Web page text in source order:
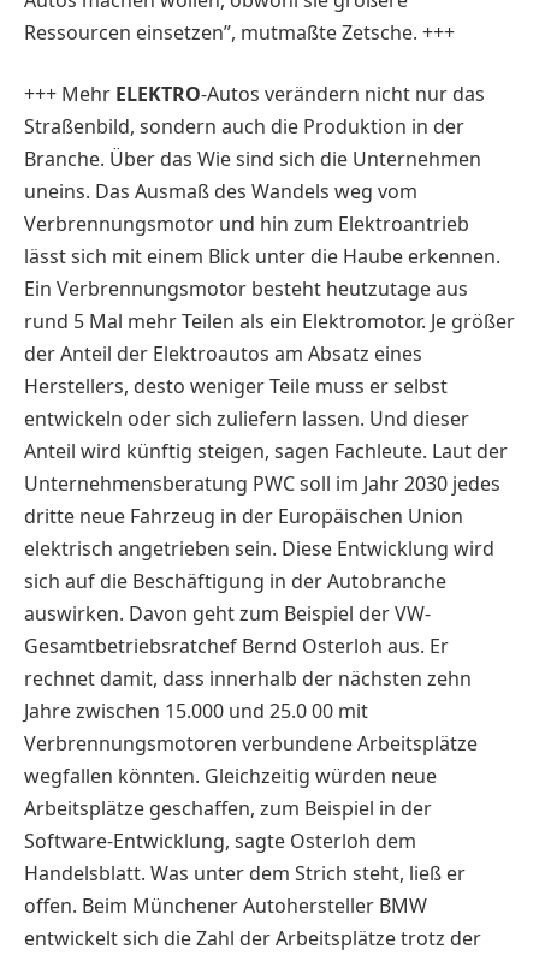
Ressourcen einsetzen”, mutmaßte Zetsche. +++
+++ Mehr ELEKTRO-Autos verändern nicht nur das
Straßenbild, sondern auch die Produktion in der
Branche. Über das Wie sind sich die Unternehmen
uneins. Das Ausmaß des Wandels weg vom
Verbrennungsmotor und hin zum Elektroantrieb
lässt sich mit einem Blick unter die Haube erkennen.
Ein Verbrennungsmotor besteht heutzutage aus
rund 5 Mal mehr Teilen als ein Elektromotor. Je größer
der Anteil der Elektroautos am Absatz eines
Herstellers, desto weniger Teile muss er selbst
entwickeln oder sich zuliefern lassen. Und dieser
Anteil wird künftig steigen, sagen Fachleute. Laut der
Unternehmensberatung PWC soll im Jahr 2030 jedes
dritte neue Fahrzeug in der Europäischen Union
elektrisch angetrieben sein. Diese Entwicklung wird
sich auf die Beschäftigung in der Autobranche
auswirken. Davon geht zum Beispiel der VW-
Gesamtbetriebsratchef Bernd Osterloh aus. Er
rechnet damit, dass innerhalb der nächsten zehn
Jahre zwischen 15.000 und 25.0 00 mit
Verbrennungsmotoren verbundene Arbeitsplätze
wegfallen könnten. Gleichzeitig würden neue
Arbeitsplätze geschaffen, zum Beispiel in der
Software-Entwicklung, sagte Osterloh dem
Handelsblatt. Was unter dem Strich steht, ließ er
offen. Beim Münchener Autohersteller BMW
entwickelt sich die Zahl der Arbeitsplätze trotz der